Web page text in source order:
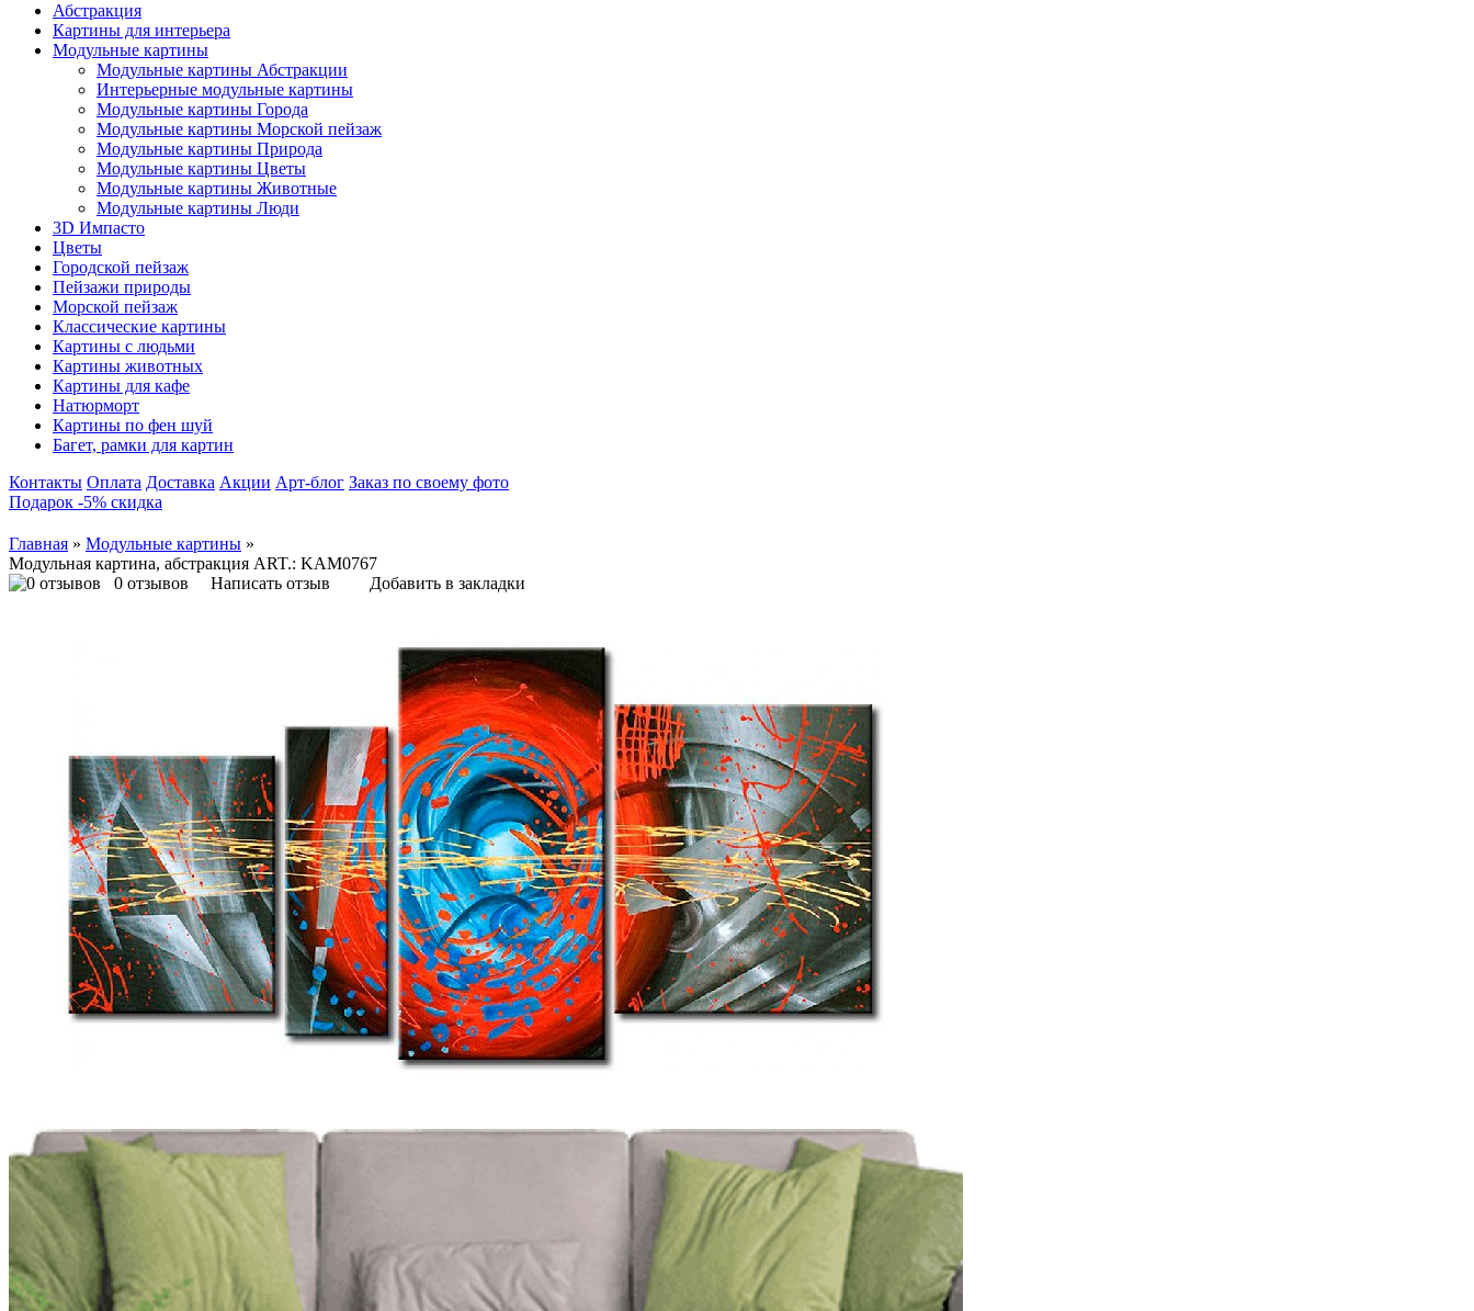
Абстракция
Картины для интерьера
Модульные картины
Модульные картины Абстракции
Интерьерные модульные картины
Модульные картины Города
Модульные картины Морской пейзаж
Модульные картины Природа
Модульные картины Цветы
Модульные картины Животные
Модульные картины Люди
3D Импасто
Цветы
Городской пейзаж
Пейзажи природы
Морской пейзаж
Классические картины
Картины с людьми
Картины животных
Картины для кафе
Натюрморт
Картины по фен шуй
Багет, рамки для картин
Контакты Оплата Доставка Акции Арт-блог Заказ по своему фото
Подарок -5% скидка
Главная » Модульные картины »
Модульная картина, абстракция ART.: KAM0767
0 отзывов
Написать отзыв Добавить в закладки